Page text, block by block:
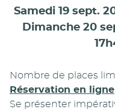
Samedi 19 sept.
Dimanche 20
Nombre de places
Réservation en ligne
Se présenter